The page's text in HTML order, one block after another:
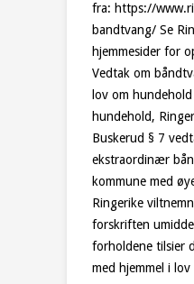
fra: https://
bandtvang/ Se
hjemmesider for
Vedtak om
lov om
hundehold,
Buskerud § 7
ekstraordinær
kommune med
Ringerike
forskriften
forholdene tilsier
med hjemmel i